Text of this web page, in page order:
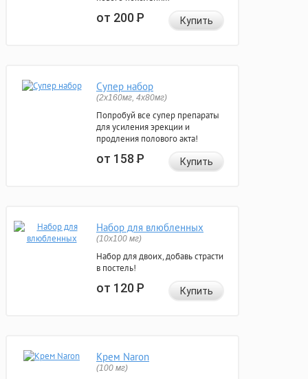
от 200Р Купить
Супер набор
(2х160мг, 4х80мг)
Попробуй все супер препараты
для усиления эрекции и
продления полового акта!
от 158Р Купить
Набор для влюбленных
(10х100 мг)
Набор для двоих, добавь страсти
в постель!
от 120Р Купить
Крем Naron
(100 мг)